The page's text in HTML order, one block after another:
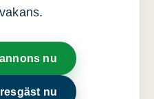
nu
nu